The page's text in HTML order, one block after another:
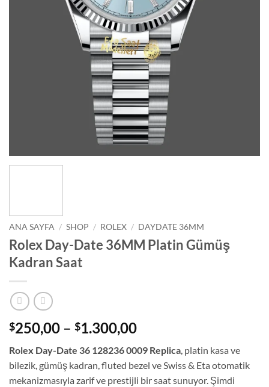
ANA SAYFA / SHOP / ROLEX / DAYDATE 36MM
Rolex Day-Date 36MM Platin Gümüş
Kadran Saat
$250,00 – $1.300,00Fiyat
$250,00
-
Rolex Day-Date 36 128236 0009 Replica , platin kasa ve
bilezik, gümüş kadran, fluted bezel ve Swiss & Eta otomatik
mekanizmasıyla zarif ve prestijli bir saat sunuyor. Şimdi